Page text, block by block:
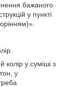
бажаного
у пункті
у суміші з
у